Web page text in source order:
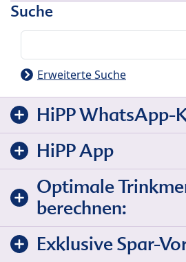
Suche
Erweiterte Suche
HiPP WhatsApp-
HiPP App
Optimale
berechnen:
Exklusive Spar-